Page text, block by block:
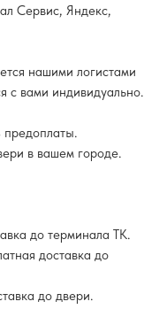
Сервис, Яндекс,
нашими логистами
с вами индивидуально.
предоплаты.
в вашем городе.
до терминала ТК.
доставка до
до двери.